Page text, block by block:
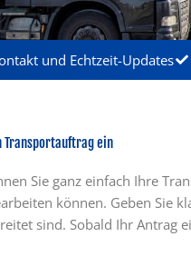
und Echtzeit-Updates
Transportauftrag ein
Sie ganz einfach Ihre
können. Geben Sie
sind. Sobald Ihr